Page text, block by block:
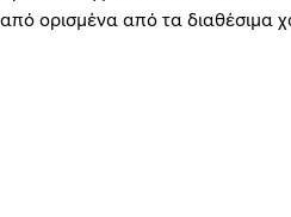
από ορισμένα από τα διαθέσιμα